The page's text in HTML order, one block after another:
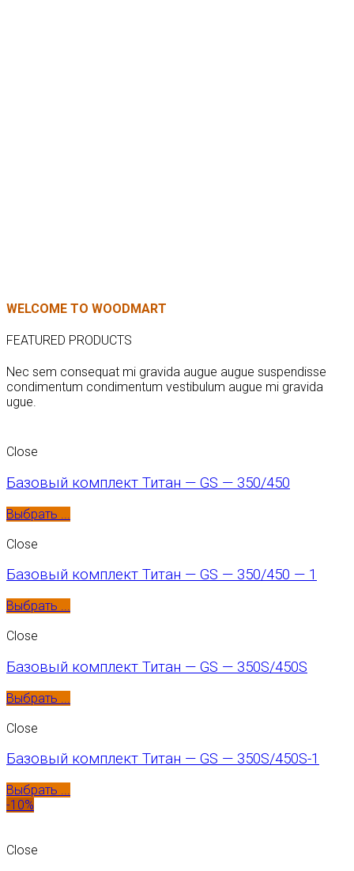
WELCOME TO WOODMART
FEATURED PRODUCTS
Nec sem consequat mi gravida augue augue suspendisse
condimentum condimentum vestibulum augue mi gravida
ugue.
Close
Базовый комплект Титан — GS — 350/450
Выбрать ...
Close
Базовый комплект Титан — GS — 350/450 — 1
Выбрать ...
Close
Базовый комплект Титан — GS — 350S/450S
Выбрать ...
Close
Базовый комплект Титан — GS — 350S/450S-1
Выбрать ...
-10%
Close